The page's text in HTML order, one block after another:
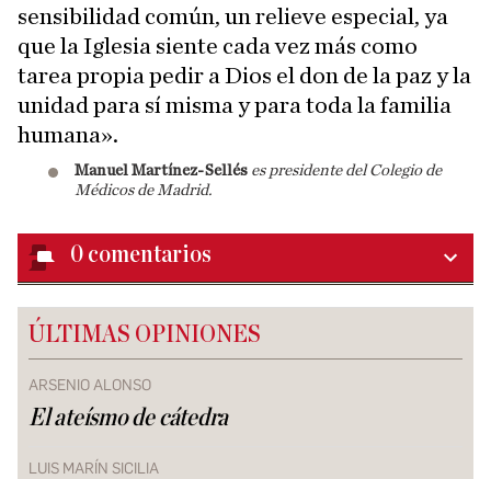
sensibilidad común, un relieve especial, ya
que la Iglesia siente cada vez más como
tarea propia pedir a Dios el don de la paz y la
unidad para sí misma y para toda la familia
humana».
Manuel Martínez-Sellés es presidente del Colegio de
Médicos de Madrid.
0 comentarios
ÚLTIMAS OPINIONES
ARSENIO ALONSO
El ateísmo de cátedra
LUIS MARÍN SICILIA